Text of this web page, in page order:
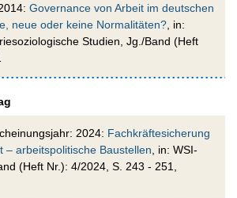
Governance von Arbeit im deutschen
neue oder keine Normalitäten? , in:
Studien, Jg./Band (Heft
2024: Fachkräftesicherung
– arbeitspolitische Baustellen , in: WSI-
(Heft Nr.): 4/2024, S. 243 - 251,